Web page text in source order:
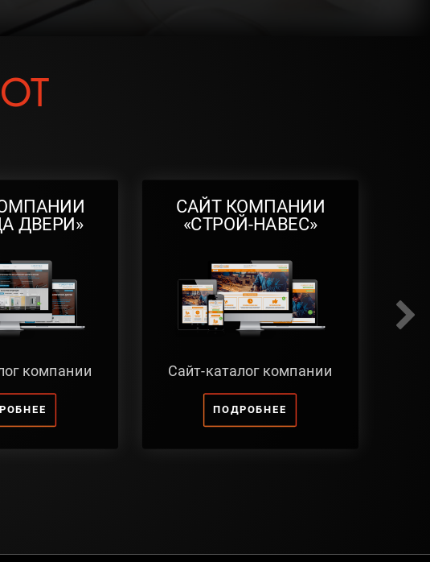
ДВЕРИ»
компании
САЙТ КОМПАНИИ
«СТРОЙ-НАВЕС»
Сайт-каталог компании
ПОДРОБНЕЕ